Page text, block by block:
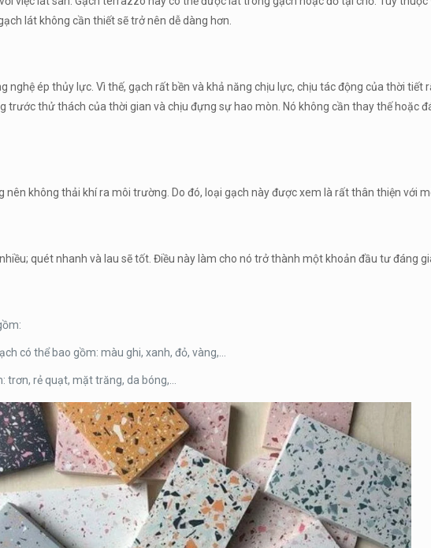
lát không cần thiết sẽ trở nên dễ dàng hơn.
ép thủy lực. Vì thế, gạch rất bền và khả năng chịu lực, chịu tác động của thời tiết
thử thách của thời gian và chịu đựng sự hao mòn. Nó không cần thay thế hoặc
không thải khí ra môi trường. Do đó, loại gạch này được xem là rất thân thiện với
quét nhanh và lau sẽ tốt. Điều này làm cho nó trở thành một khoản đầu tư đáng
có thể bao gồm: màu ghi, xanh, đỏ, vàng,…
trơn, rẻ quạt, mặt trăng, da bóng,…